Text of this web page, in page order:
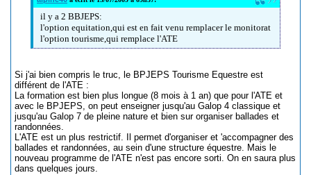
il y a 2 BBJEPS:
l'option equitation,qui est en fait venu remplacer le monitorat
l'option tourisme,qui remplace l'ATE
Si j'ai bien compris le truc, le BPJEPS Tourisme Equestre est
différent de l'ATE :
La formation est bien plus longue (8 mois à 1 an) que pour l'ATE et
avec le BPJEPS, on peut enseigner jusqu'au Galop 4 classique et
jusqu'au Galop 7 de pleine nature et bien sur organiser ballades et
randonnées.
L'ATE est un plus restrictif. Il permet d'organiser et 'accompagner des
ballades et randonnées, au sein d'une structure équestre. Mais le
nouveau programme de l'ATE n'est pas encore sorti. On en saura plus
dans quelques jours.